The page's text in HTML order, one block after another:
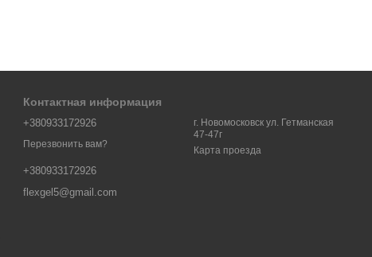
Контактная информация
+380933172926
Перезвонить вам?
+380933172926
flexgel5@gmail.com
г. Новомосковск ул. Гетманская
47-47г
Карта проезда